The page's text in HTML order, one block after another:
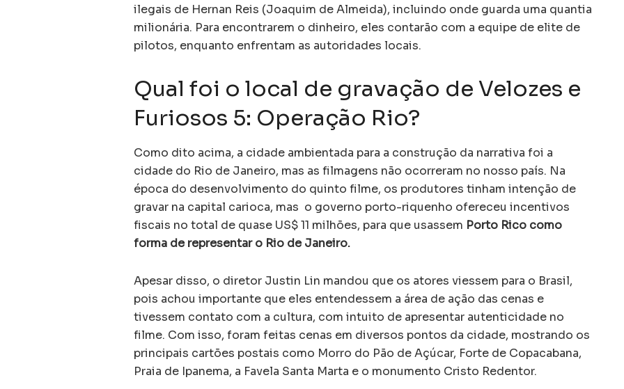
ilegais de Hernan Reis (Joaquim de Almeida), incluindo onde guarda uma quantia
milionária. Para encontrarem o dinheiro, eles contarão com a equipe de elite de
pilotos, enquanto enfrentam as autoridades locais.
Qual foi o local de gravação de Velozes e
Furiosos 5: Operação Rio?
Como dito acima, a cidade ambientada para a construção da narrativa foi a
cidade do Rio de Janeiro, mas as filmagens não ocorreram no nosso país. Na
época do desenvolvimento do quinto filme, os produtores tinham intenção de
gravar na capital carioca, mas o governo porto-riquenho ofereceu incentivos
fiscais no total de quase US$ 11 milhões, para que usassem Porto Rico como
forma de representar o Rio de Janeiro.
Apesar disso, o diretor Justin Lin mandou que os atores viessem para o Brasil,
pois achou importante que eles entendessem a área de ação das cenas e
tivessem contato com a cultura, com intuito de apresentar autenticidade no
filme. Com isso, foram feitas cenas em diversos pontos da cidade, mostrando os
principais cartões postais como Morro do Pão de Açúcar, Forte de Copacabana,
Praia de Ipanema, a Favela Santa Marta e o monumento Cristo Redentor.